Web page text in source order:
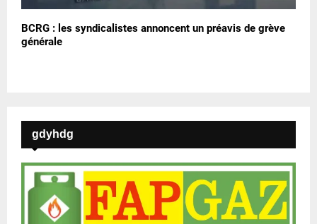
BCRG : les syndicalistes annoncent un préavis de grève
générale
gdyhdg